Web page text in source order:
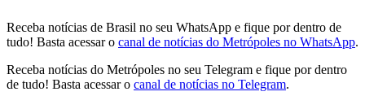
Receba notícias de Brasil no seu WhatsApp e fique por dentro de
tudo! Basta acessar o canal de notícias do Metrópoles no WhatsApp.
Receba notícias do Metrópoles no seu Telegram e fique por dentro
de tudo! Basta acessar o canal de notícias no Telegram.